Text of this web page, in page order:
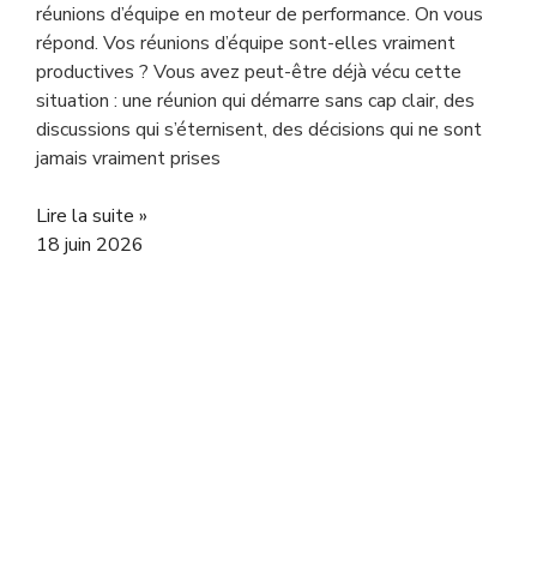
réunions d’équipe en moteur de performance. On vous
répond. Vos réunions d’équipe sont-elles vraiment
productives ? Vous avez peut-être déjà vécu cette
situation : une réunion qui démarre sans cap clair, des
discussions qui s’éternisent, des décisions qui ne sont
jamais vraiment prises
Lire la suite »
18 juin 2026